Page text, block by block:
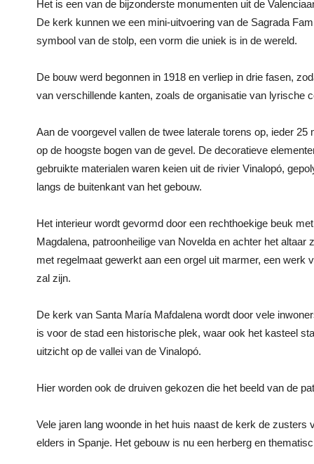
Het is een van de bijzonderste monumenten uit de
De kerk kunnen we een mini-uitvoering van de Sagrada
symbool van de stolp, een vorm die uniek is in de wereld.
De bouw werd begonnen in 1918 en verliep in drie fasen,
van verschillende kanten, zoals de organisatie van lyrische
Aan de voorgevel vallen de twee laterale torens op, ieder
op de hoogste bogen van de gevel. De decoratieve
gebruikte materialen waren keien uit de rivier Vinalopó,
langs de buitenkant van het gebouw.
Het interieur wordt gevormd door een rechthoekige beuk
Magdalena, patroonheilige van Novelda en achter het
met regelmaat gewerkt aan een orgel uit marmer, een werk
zal zijn.
De kerk van Santa María Mafdalena wordt door vele
is voor de stad een historische plek, waar ook het kasteel
uitzicht op de vallei van de Vinalopó.
Hier worden ook de druiven gekozen die het beeld van de
Vele jaren lang woonde in het huis naast de kerk de
elders in Spanje. Het gebouw is nu een herberg en